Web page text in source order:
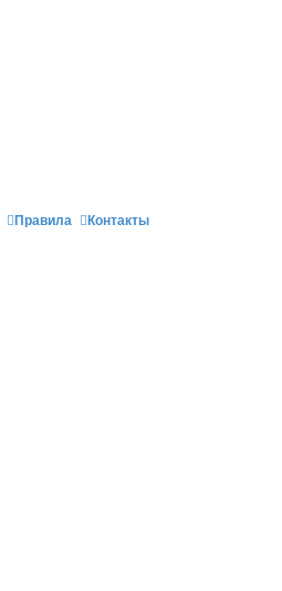
Правила Контакты